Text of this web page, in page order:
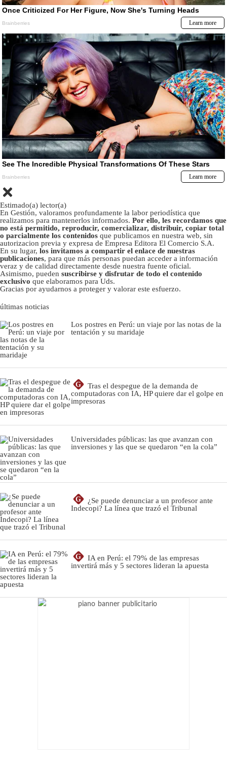
Estimado(a) lector(a)
En Gestión, valoramos profundamente la labor periodística que
realizamos para mantenerlos informados. Por ello, les recordamos que
no está permitido, reproducir, comercializar, distribuir, copiar total
o parcialmente los contenidos que publicamos en nuestra web, sin
autorizacion previa y expresa de Empresa Editora El Comercio S.A.
En su lugar, los invitamos a compartir el enlace de nuestras
publicaciones, para que más personas puedan acceder a información
veraz y de calidad directamente desde nuestra fuente oficial.
Asimismo, pueden suscribirse y disfrutar de todo el contenido
exclusivo que elaboramos para Uds.
Gracias por ayudarnos a proteger y valorar este esfuerzo.
últimas noticias
Los postres en Perú: un viaje por las notas de la
tentación y su maridaje
G
Tras el despegue de la demanda de
computadoras con IA, HP quiere dar el golpe en
impresoras
Universidades públicas: las que avanzan con
inversiones y las que se quedaron “en la cola”
G
¿Se puede denunciar a un profesor ante
Indecopi? La línea que trazó el Tribunal
G
IA en Perú: el 79% de las empresas
invertirá más y 5 sectores lideran la apuesta